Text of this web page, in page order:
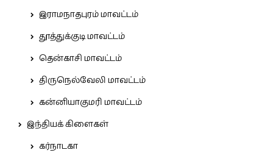
இராமநாதபுரம் மாவட்டம்
தூத்துக்குடி மாவட்டம்
தென்காசி மாவட்டம்
திருநெல்வேலி மாவட்டம்
கன்னியாகுமரி மாவட்டம்
இந்தியக் கிளைகள்
கர்நாடகா